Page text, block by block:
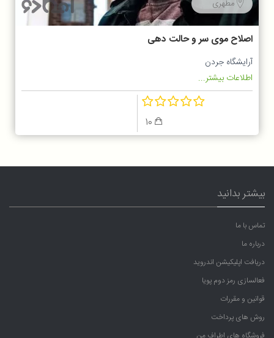
مطهری
اصلاح موی سر و حالت دهی
آرایشگاه جردن
اطلاعات بیشتر...
بیشتر بدانید
تماس با ما
درباره ما
دریافت اپلیکیشن اندروید
فعالسازی رمز دوم پویا
قوانین و مقررات
روش های پرداخت
فروشگاه های اطراف من